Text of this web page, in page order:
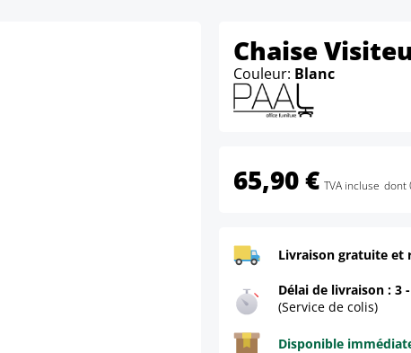
Chaise
Couleur: Blanc
65,90 € TVA incluse dont
Livraison gratuite et
Délai de livraison : 3
(Service de colis)
Disponible